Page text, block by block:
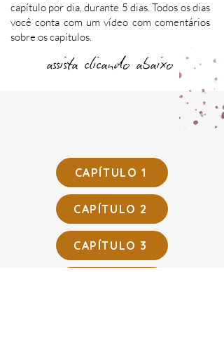
capítulo por dia, durante 5 dias. Todos os dias
você conta com um vídeo com comentários
sobre os capítulos.
assista clicando abaixo
CAPÍTULO 1
CAPÍTULO 2
CAPÍTULO 3